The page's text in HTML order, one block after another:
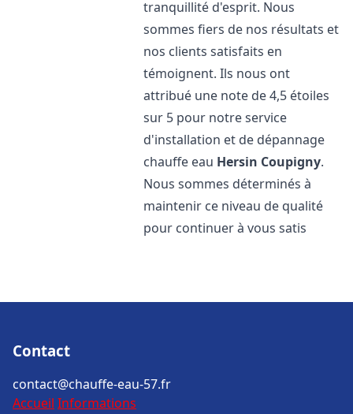
tranquillité d'esprit. Nous
sommes fiers de nos résultats et
nos clients satisfaits en
témoignent. Ils nous ont
attribué une note de 4,5 étoiles
sur 5 pour notre service
d'installation et de dépannage
chauffe eau Hersin Coupigny.
Nous sommes déterminés à
maintenir ce niveau de qualité
pour continuer à vous satis
Contact
contact@chauffe-eau-57.fr
Accueil Informations